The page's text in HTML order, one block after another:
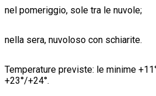
nel pomeriggio, sole tra le nuvole;
nella sera, nuvoloso con schiarite.
Temperature previste: le minime
+23°/+24°.